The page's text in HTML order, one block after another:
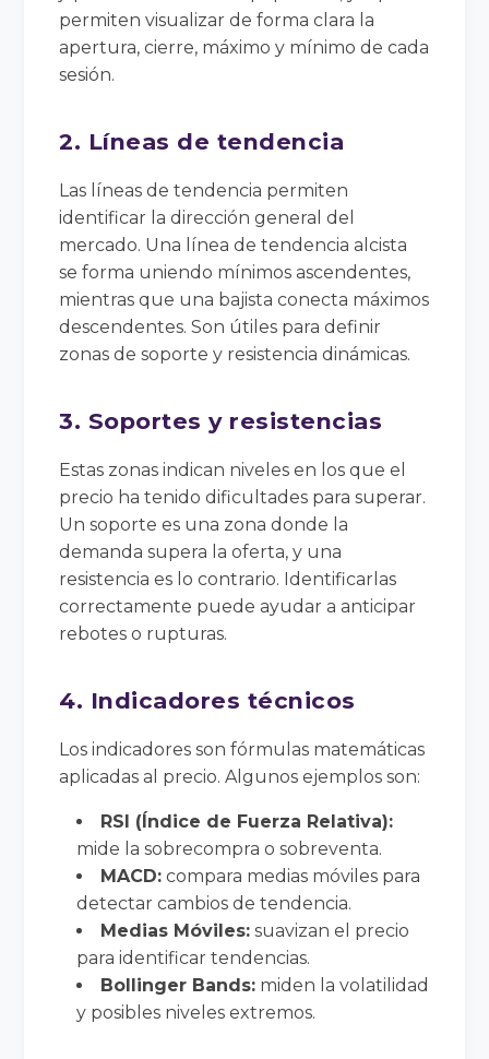
permiten visualizar de forma clara la
apertura, cierre, máximo y mínimo de cada
sesión.
2. Líneas de tendencia
Las líneas de tendencia permiten
identificar la dirección general del
mercado. Una línea de tendencia alcista
se forma uniendo mínimos ascendentes,
mientras que una bajista conecta máximos
descendentes. Son útiles para definir
zonas de soporte y resistencia dinámicas.
3. Soportes y resistencias
Estas zonas indican niveles en los que el
precio ha tenido dificultades para superar.
Un soporte es una zona donde la
demanda supera la oferta, y una
resistencia es lo contrario. Identificarlas
correctamente puede ayudar a anticipar
rebotes o rupturas.
4. Indicadores técnicos
Los indicadores son fórmulas matemáticas
aplicadas al precio. Algunos ejemplos son:
RSI (Índice de Fuerza Relativa):
mide la sobrecompra o sobreventa.
MACD: compara medias móviles para
detectar cambios de tendencia.
Medias Móviles: suavizan el precio
para identificar tendencias.
Bollinger Bands: miden la volatilidad
y posibles niveles extremos.